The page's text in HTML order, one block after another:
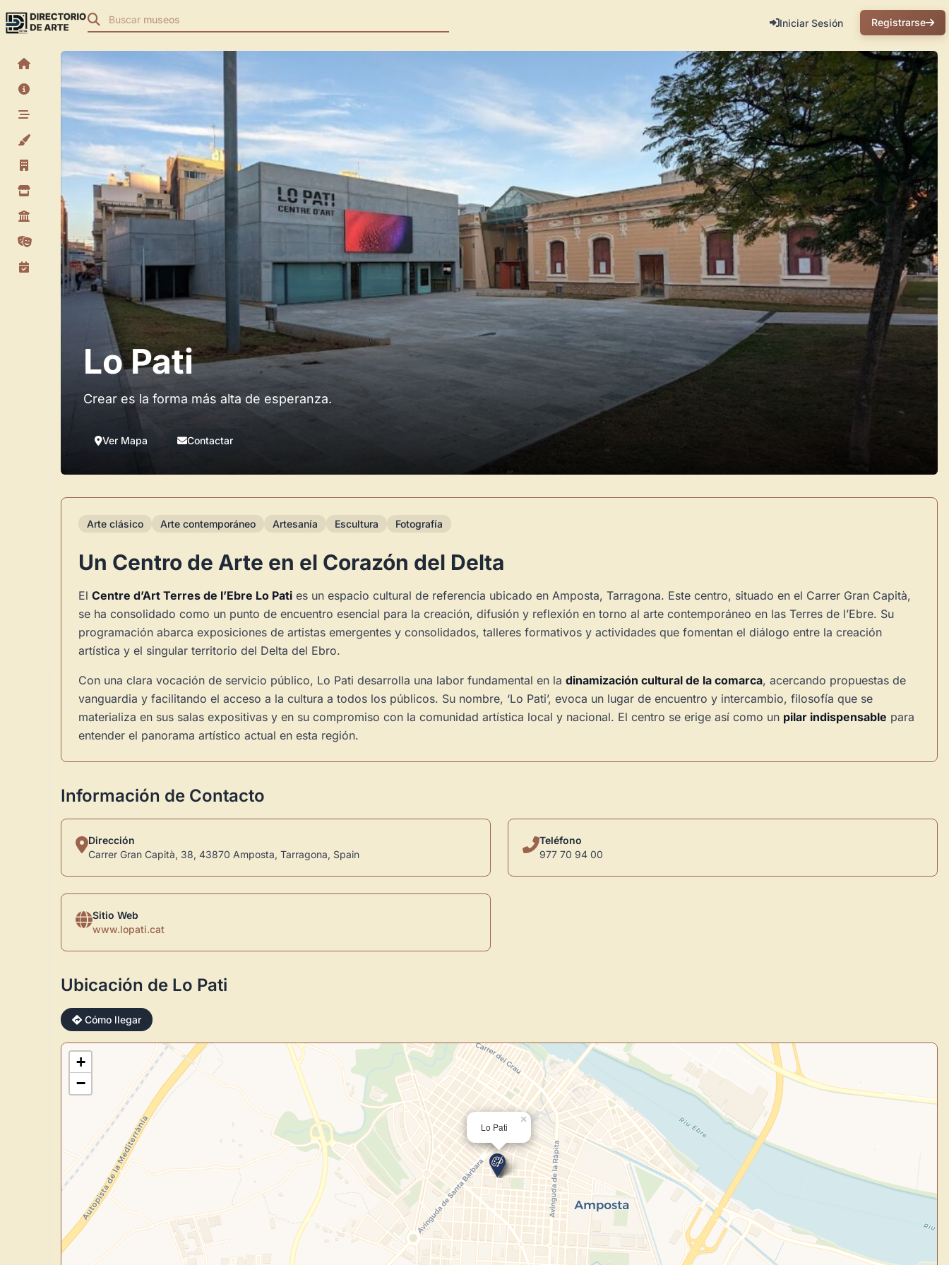
Buscar museos Iniciar Sesión Registrarse
Lo Pati
Crear es la forma más alta de esperanza.
Ver Mapa Contactar
Arte clásico Arte contemporáneo Artesanía Escultura Fotografía
Un Centro de Arte en el Corazón del Delta
El Centre d’Art Terres de l’Ebre Lo Pati es un espacio cultural de referencia ubicado en Amposta, Tarragona. Este centro, situado en el Carrer Gran Capità,
se ha consolidado como un punto de encuentro esencial para la creación, difusión y reflexión en torno al arte contemporáneo en las Terres de l’Ebre. Su
programación abarca exposiciones de artistas emergentes y consolidados, talleres formativos y actividades que fomentan el diálogo entre la creación
artística y el singular territorio del Delta del Ebro.
Con una clara vocación de servicio público, Lo Pati desarrolla una labor fundamental en la dinamización cultural de la comarca, acercando propuestas de
vanguardia y facilitando el acceso a la cultura a todos los públicos. Su nombre, ‘Lo Pati’, evoca un lugar de encuentro y intercambio, filosofía que se
materializa en sus salas expositivas y en su compromiso con la comunidad artística local y nacional. El centro se erige así como un pilar indispensable para
entender el panorama artístico actual en esta región.
Información de Contacto
Dirección
Carrer Gran Capità, 38, 43870 Amposta, Tarragona, Spain
Teléfono
977 70 94 00
Sitio Web
www.lopati.cat
Ubicación de Lo Pati
Cómo llegar
Lo Pati
×
+
−
Novedad: Tu Panel de Usuario
Directorio de Arte
Sigue las visitas de tus obras
Crear cuenta y abrir mi Panel Explorar obras